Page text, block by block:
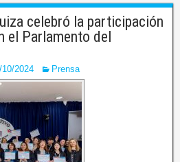
celebró la participación
el Parlamento del
10/2024 Prensa